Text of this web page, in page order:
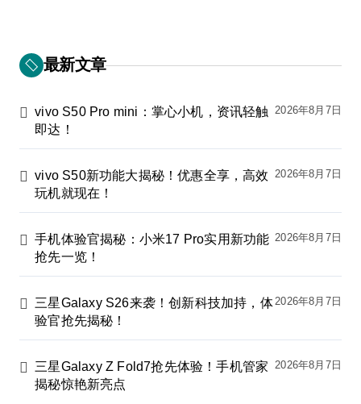
最新文章
vivo S50 Pro mini：掌心小机，资讯轻触
即达！
2026年8月7日
vivo S50新功能大揭秘！优惠全享，高效
玩机就现在！
2026年8月7日
手机体验官揭秘：小米17 Pro实用新功能
抢先一览！
2026年8月7日
三星Galaxy S26来袭！创新科技加持，体
验官抢先揭秘！
2026年8月7日
三星Galaxy Z Fold7抢先体验！手机管家
揭秘惊艳新亮点
2026年8月7日